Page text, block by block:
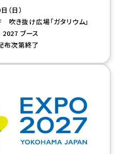
（日）
き抜け広場「ガタリウム」
ブース
布次第終了